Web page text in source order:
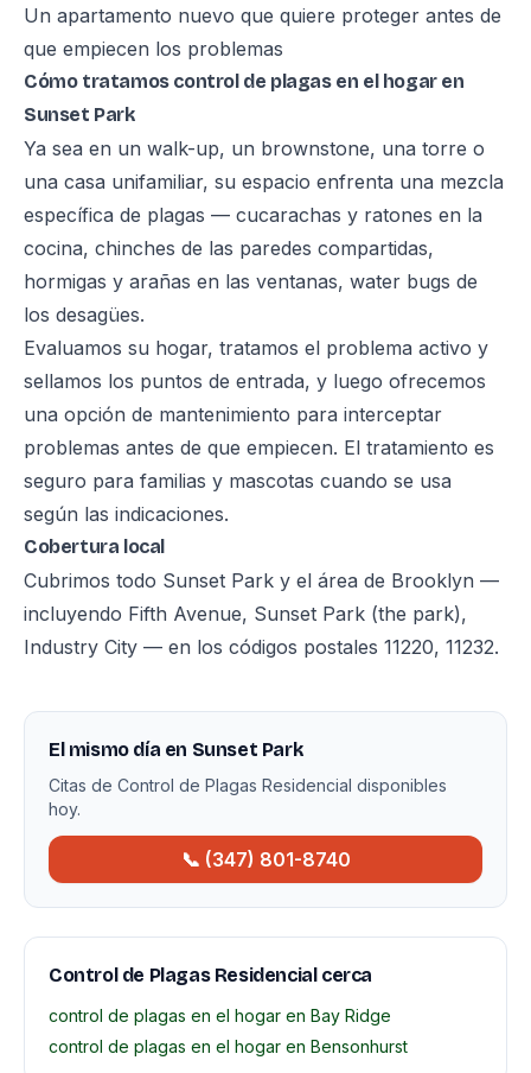
Un apartamento nuevo que quiere proteger antes de
que empiecen los problemas
Cómo tratamos control de plagas en el hogar en
Sunset Park
Ya sea en un walk-up, un brownstone, una torre o
una casa unifamiliar, su espacio enfrenta una mezcla
específica de plagas — cucarachas y ratones en la
cocina, chinches de las paredes compartidas,
hormigas y arañas en las ventanas, water bugs de
los desagües.
Evaluamos su hogar, tratamos el problema activo y
sellamos los puntos de entrada, y luego ofrecemos
una opción de mantenimiento para interceptar
problemas antes de que empiecen. El tratamiento es
seguro para familias y mascotas cuando se usa
según las indicaciones.
Cobertura local
Cubrimos todo Sunset Park y el área de Brooklyn —
incluyendo Fifth Avenue, Sunset Park (the park),
Industry City — en los códigos postales 11220, 11232.
El mismo día en Sunset Park
Citas de Control de Plagas Residencial disponibles
hoy.
📞 (347) 801-8740
Control de Plagas Residencial cerca
control de plagas en el hogar en Bay Ridge
control de plagas en el hogar en Bensonhurst